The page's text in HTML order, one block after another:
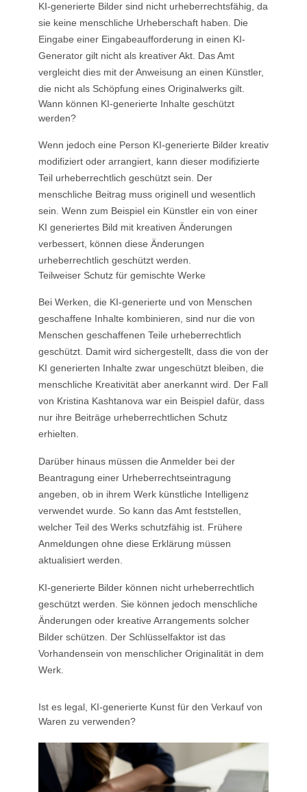
KI-generierte Bilder sind nicht urheberrechtsfähig, da
sie keine menschliche Urheberschaft haben. Die
Eingabe einer Eingabeaufforderung in einen KI-
Generator gilt nicht als kreativer Akt. Das Amt
vergleicht dies mit der Anweisung an einen Künstler,
die nicht als Schöpfung eines Originalwerks gilt.
Wann können KI-generierte Inhalte geschützt
werden?
Wenn jedoch eine Person KI-generierte Bilder kreativ
modifiziert oder arrangiert, kann dieser modifizierte
Teil urheberrechtlich geschützt sein. Der
menschliche Beitrag muss originell und wesentlich
sein. Wenn zum Beispiel ein Künstler ein von einer
KI generiertes Bild mit kreativen Änderungen
verbessert, können diese Änderungen
urheberrechtlich geschützt werden.
Teilweiser Schutz für gemischte Werke
Bei Werken, die KI-generierte und von Menschen
geschaffene Inhalte kombinieren, sind nur die von
Menschen geschaffenen Teile urheberrechtlich
geschützt. Damit wird sichergestellt, dass die von der
KI generierten Inhalte zwar ungeschützt bleiben, die
menschliche Kreativität aber anerkannt wird. Der Fall
von Kristina Kashtanova war ein Beispiel dafür, dass
nur ihre Beiträge urheberrechtlichen Schutz
erhielten.
Darüber hinaus müssen die Anmelder bei der
Beantragung einer Urheberrechtseintragung
angeben, ob in ihrem Werk künstliche Intelligenz
verwendet wurde. So kann das Amt feststellen,
welcher Teil des Werks schutzfähig ist. Frühere
Anmeldungen ohne diese Erklärung müssen
aktualisiert werden.
KI-generierte Bilder können nicht urheberrechtlich
geschützt werden. Sie können jedoch menschliche
Änderungen oder kreative Arrangements solcher
Bilder schützen. Der Schlüsselfaktor ist das
Vorhandensein von menschlicher Originalität in dem
Werk.
Ist es legal, KI-generierte Kunst für den Verkauf von
Waren zu verwenden?